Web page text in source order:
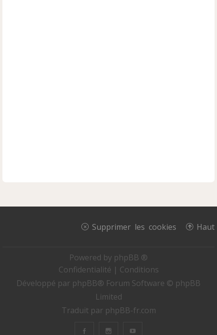
Haut
Supprimer les cookies
Powered by phpBB ®
Confidentialité | Conditions
Développé par phpBB® Forum Software © phpBB
Limited
Traduit par phpBB-fr.com